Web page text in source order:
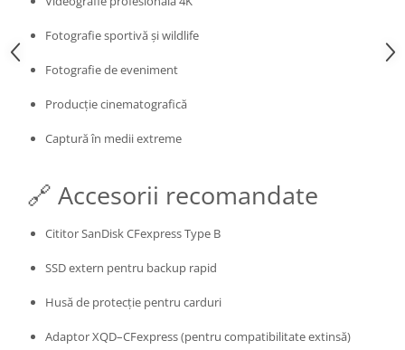
Fotografie sportivă și wildlife
Fotografie de eveniment
Producție cinematografică
Captură în medii extreme
🔗 Accesorii recomandate
Cititor SanDisk CFexpress Type B
SSD extern pentru backup rapid
Husă de protecție pentru carduri
Adaptor XQD–CFexpress (pentru compatibilitate extinsă)